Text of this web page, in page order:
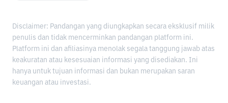
Disclaimer: Pandangan yang diungkapkan secara eksklusif milik
penulis dan tidak mencerminkan pandangan platform ini.
Platform ini dan afiliasinya menolak segala tanggung jawab atas
keakuratan atau kesesuaian informasi yang disediakan. Ini
hanya untuk tujuan informasi dan bukan merupakan saran
keuangan atau investasi.